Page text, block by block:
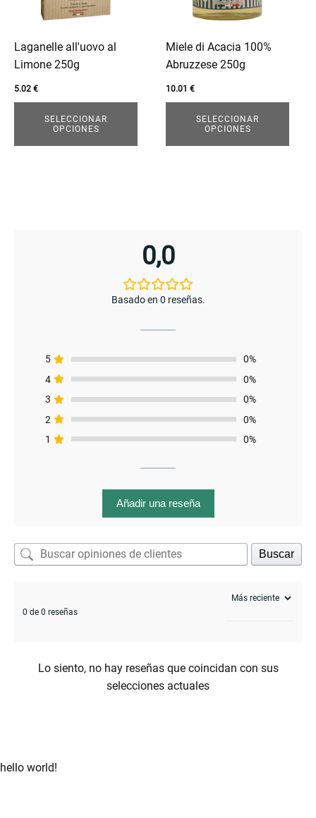
Laganelle all'uovo al
Limone 250g
5.02 €
SELECCIONAR
OPCIONES
opciones
pueden
elegir
en
la
página
Miele di Acacia 100%
Abruzzese 250g
10.01€
SELECCIONAR
OPCIONES
opciones
pueden
elegir
en
la
página
0,0
Basado en 0 reseñas.
5
0%
4
0%
3
0%
2
0%
1
0%
Añadir una reseña
Buscar
0 de 0 reseñas
Lo siento, no hay reseñas que coincidan con sus
selecciones actuales
hello world!